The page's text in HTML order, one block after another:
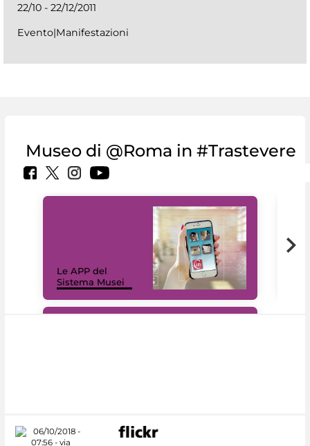
22/10 - 22/12/2011
Evento|Manifestazioni
Museo di @Roma in #Trastevere
Le APP del
Sistema Musei